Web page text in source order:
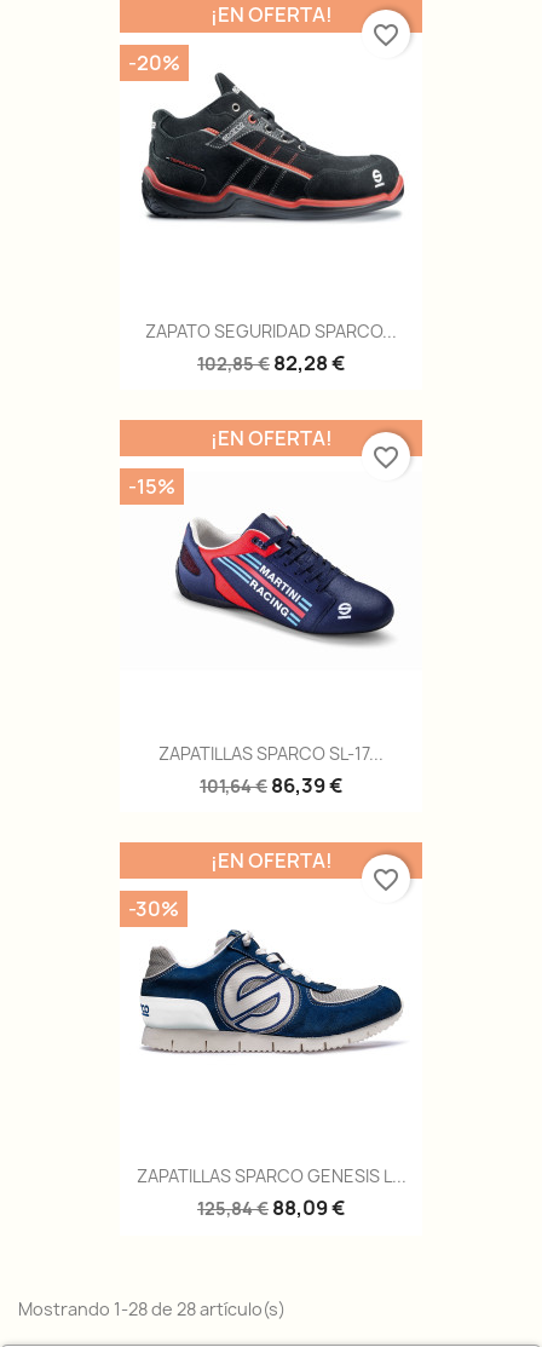
ZAPATO SEGURIDAD SPARCO...
102,85 € 82,28 €
¡EN OFERTA!
-20%
favorite_border
ZAPATILLAS SPARCO SL-17...
101,64 € 86,39 €
¡EN OFERTA!
-15%
favorite_border
ZAPATILLAS SPARCO GENESIS L...
125,84 € 88,09 €
¡EN OFERTA!
-30%
favorite_border
Mostrando 1-28 de 28 artículo(s)